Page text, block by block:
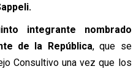
integrante nombrado
de la República, que se
Consultivo una vez que los